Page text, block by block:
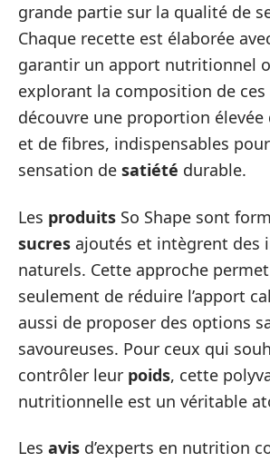
grande partie sur la qualité de
Chaque recette est élaborée
garantir un apport nutritionnel
explorant la composition de ces
découvre une proportion élevée
et de fibres, indispensables
sensation de satiété durable.
Les produits So Shape sont
sucres ajoutés et intègrent des
naturels. Cette approche
seulement de réduire l’apport
aussi de proposer des options
savoureuses. Pour ceux qui
contrôler leur poids, cette
nutritionnelle est un véritable
Les avis d’experts en nutrition